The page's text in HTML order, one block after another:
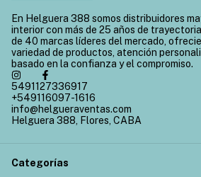
En Helguera 388 somos distribuidores
interior con más de 25 años de
de 40 marcas líderes del mercado,
variedad de productos, atención
basado en la confianza y el compromiso.
5491127336917
+549116097-1616
info@helgueraventas.com
Helguera 388, Flores, CABA
Categorías